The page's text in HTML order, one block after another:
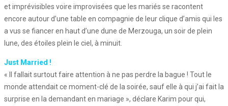
et imprévisibles voire improvisées que les mariés se racontent
encore autour d’une table en compagnie de leur clique d’amis qui les
a vus se fiancer en haut d’une dune de Merzouga, un soir de plein
lune, des étoiles plein le ciel, à minuit.
Just Married !
« Il fallait surtout faire attention à ne pas perdre la bague ! Tout le
monde attendait ce moment-clé de la soirée, sauf elle à qui j’ai fait la
surprise en la demandant en mariage », déclare Karim pour qui,